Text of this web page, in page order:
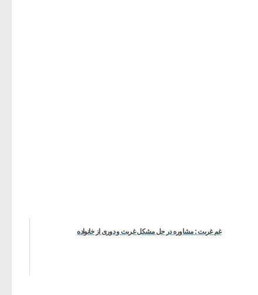
غم غربت : مشاوره در حل مشکل غربت و دوری از خانواده